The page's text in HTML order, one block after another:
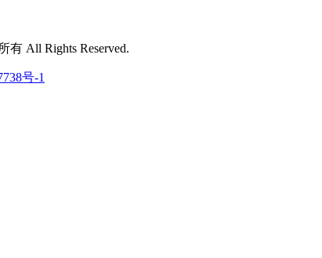
有 All Rights Reserved.
号-1